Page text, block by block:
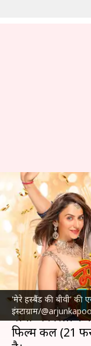
'मेरे हस्बैंड की बीवी' की
इंस्टाग्राम/
'मेरे हस्बैंड
पर दूसरी
ऑफर का
लेखन दीक्षा शर्मा Feb 20,
क्या है खबर?
मुदस्सर अजीज के
बीवी' की रिलीज
फिल्म कल (21